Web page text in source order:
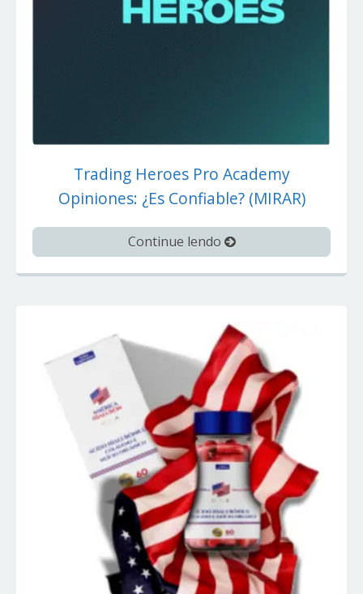
Trading Heroes Pro Academy
Opiniones: ¿Es Confiable? (MIRAR)
Continue lendo